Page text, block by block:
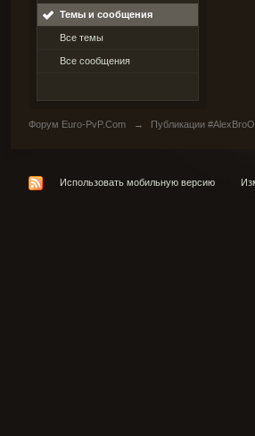
Темы и сообщения
Все темы
Все сообщения
Форум Euro-PvP.Com → Публикации
Использовать мобильную версию